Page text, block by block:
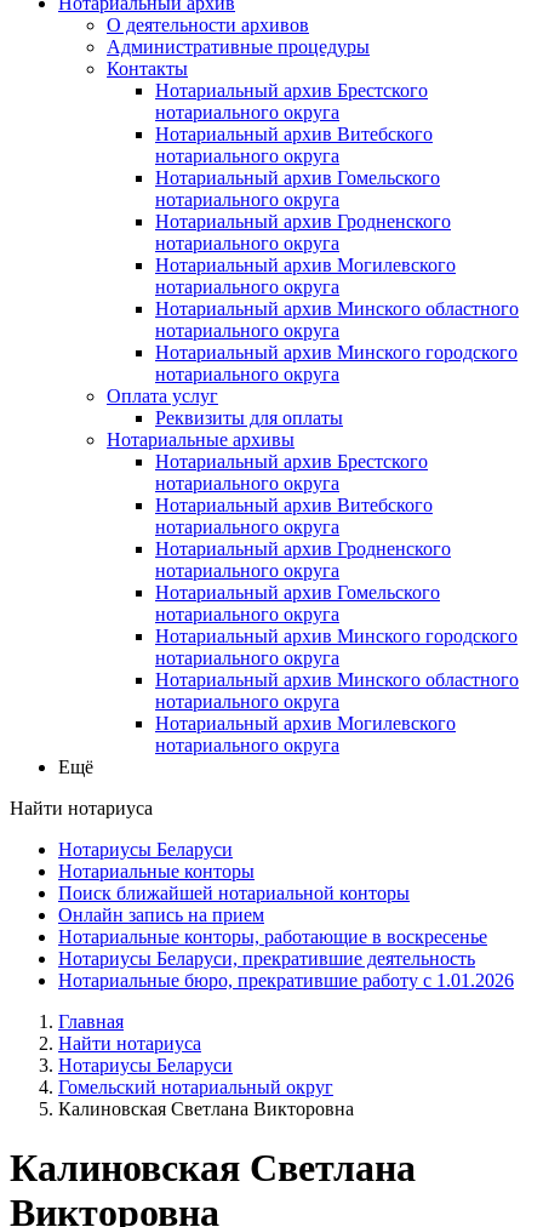
О деятельности архивов
Административные процедуры
Контакты
Нотариальный архив Брестского
нотариального округа
Нотариальный архив Витебского
нотариального округа
Нотариальный архив Гомельского
нотариального округа
Нотариальный архив Гродненского
нотариального округа
Нотариальный архив Могилевского
нотариального округа
Нотариальный архив Минского областного
нотариального округа
Нотариальный архив Минского городского
нотариального округа
Оплата услуг
Реквизиты для оплаты
Нотариальные архивы
Нотариальный архив Брестского
нотариального округа
Нотариальный архив Витебского
нотариального округа
Нотариальный архив Гродненского
нотариального округа
Нотариальный архив Гомельского
нотариального округа
Нотариальный архив Минского городского
нотариального округа
Нотариальный архив Минского областного
нотариального округа
Нотариальный архив Могилевского
нотариального округа
Ещё
Найти нотариуса
Нотариусы Беларуси
Нотариальные конторы
Поиск ближайшей нотариальной конторы
Онлайн запись на прием
Нотариальные конторы, работающие в воскресенье
Нотариусы Беларуси, прекратившие деятельность
Нотариальные бюро, прекратившие работу с 1.01.2026
Главная
Найти нотариуса
Нотариусы Беларуси
Гомельский нотариальный округ
Калиновская Светлана Викторовна
Калиновская Светлана
Викторовна